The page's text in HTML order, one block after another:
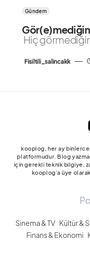
Gündem
Hiç
Fisiltili_salincakk
kooplog, her ay binlerce
platformudur. Blog
için gerekli teknik bilgiye,
kooplog’a üye
Sinema & TV Kültür &
Finans & Ekonomi